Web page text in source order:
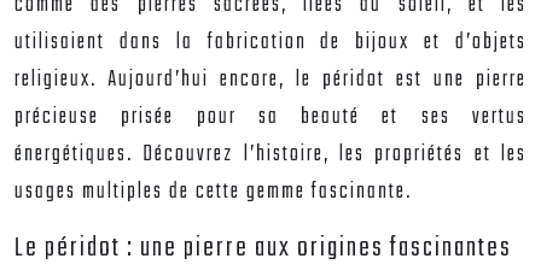
utilisaient dans la fabrication de bijoux et d’objets
religieux. Aujourd’hui encore, le péridot est une pierre
précieuse prisée pour sa beauté et ses vertus
énergétiques. Découvrez l’histoire, les propriétés et les
usages multiples de cette gemme fascinante.
Le péridot : une pierre aux origines fascinantes